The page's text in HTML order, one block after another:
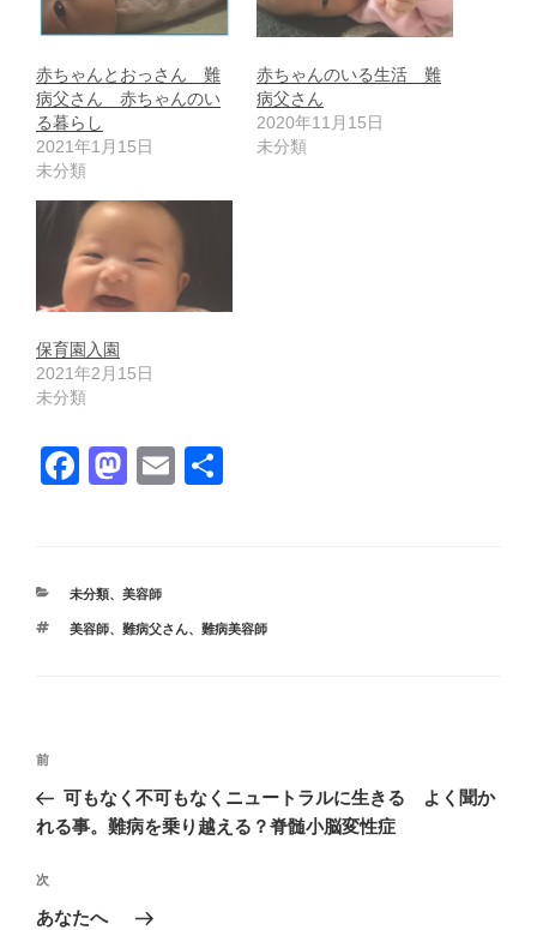
赤ちゃんとおっさん 難
病父さん 赤ちゃんのい
る暮らし
2021年1月15日
未分類
赤ちゃんのいる生活 難
病父さん
2020年11月15日
未分類
保育園入園
2021年2月15日
未分類
F
e
b
M
o
d
E
カ
ゴ
未分類、 美容師
タ
美容師、 難病父さん、 難病美容師
投
ナ
ゲ
ー
前
の
投
前
可もなく不可もなくニュートラルに生きる よく聞か
れる事。難病を乗り越える？脊髄小脳変性症
次
の
次
あなたへ